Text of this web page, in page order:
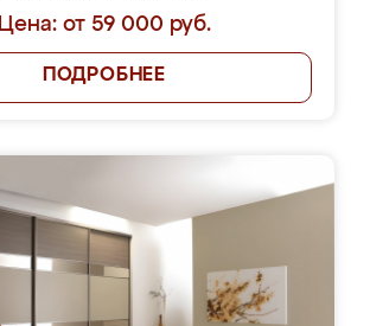
Цена: от 59 000 руб.
ПОДРОБНЕЕ